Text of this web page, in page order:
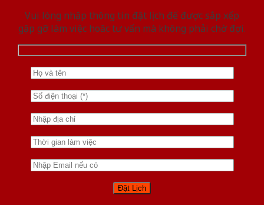
Vui lòng nhập thông tin đặt lịch để được sắp xếp
gặp gỡ làm việc hoăc tư vấn mà không phải chờ đợi.